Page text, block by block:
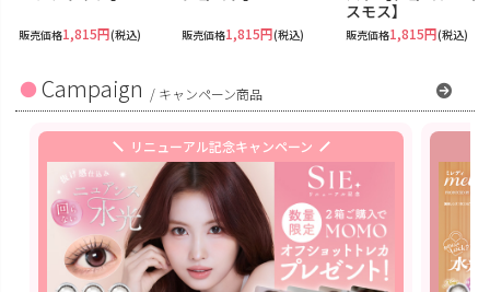
販売価格1,815円(税込) 販売価格1,815円(税込)
スモス】
販売価格1,815円(税込)
Campaign / キャンペーン商品
リニューアル記念キャンペーン